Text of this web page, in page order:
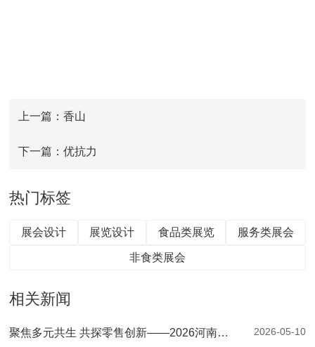
上一篇：香山
下一篇：优抗力
热门标签
展会设计 展览设计 食品类展览 服务类展会
非食类展会
相关新闻
聚焦多元共生 共探零售创新——2026河南零售创新大会暨第二届郑州自有品牌供应链大会圆满落幕 2026-05-10